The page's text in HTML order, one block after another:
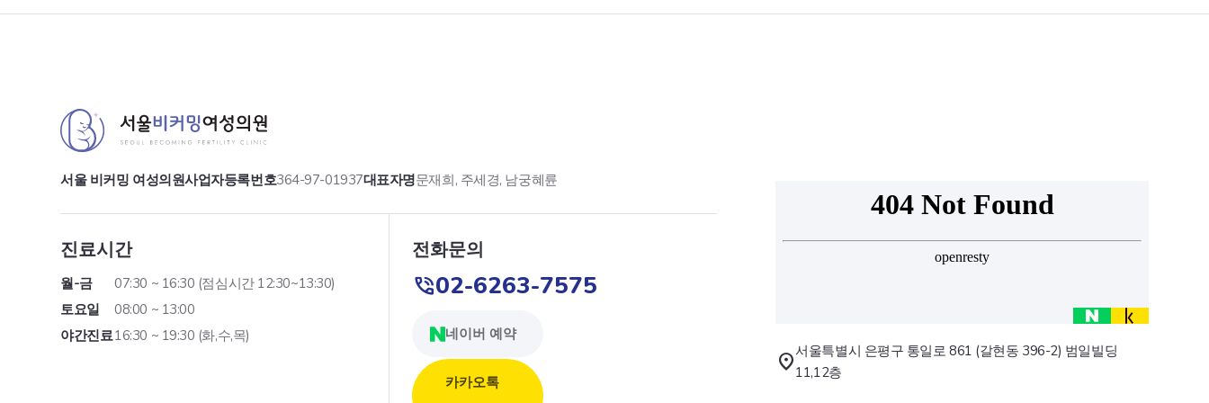
서울 비커밍 여성의원사업자등록번호364-97-01937대표자명문재희, 주세경, 남궁혜륜
진료시간
월-금
07:30 ~ 16:30 (점심시간 12:30~13:30)
토요일
08:00 ~ 13:00
야간진료16:30 ~ 19:30 (화,수,목)
전화문의
02-6263-7575
네이버 예약
카카오톡
서울특별시 은평구 통일로 861 (갈현동 396-2) 범일빌딩
11,12층